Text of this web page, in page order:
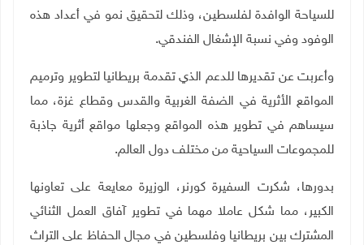
للسياحة الوافدة لفلسطين، وذلك لتحقيق نمو في أعداد هذه
الوفود وفي نسبة الإشغال الفندقي.
وأعربت عن تقديرها للدعم الذي تقدمة بريطانيا لتطوير وترميم
المواقع الأثرية في الضفة الغربية والقدس وقطاع غزة، مما
سيساهم في تطوير هذه المواقع وجعلها مواقع أثرية جاذبة
للمجموعات السياحية من مختلف دول العالم.
بدورها، شكرت السفيرة كورنر، الوزيرة معايعة على تعاونها
الكبير، مما شكل عاملا مهما في تطوير آفاق العمل الثنائي
المشترك بين بريطانيا وفلسطين في مجال الحفاظ على التراث